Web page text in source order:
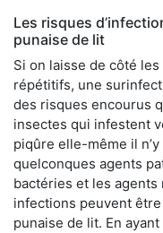
Les risques
punaise de lit
Si on laisse de côté
répétitifs, une
des risques encourus
insectes qui infestent
piqûre elle-même il
quelconques agents
bactéries et les
infections peuvent
punaise de lit. En